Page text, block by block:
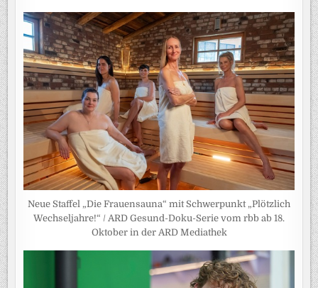
Neue Staffel „Die Frauensauna“ mit Schwerpunkt „Plötzlich
Wechseljahre!“ / ARD Gesund-Doku-Serie vom rbb ab 18.
Oktober in der ARD Mediathek